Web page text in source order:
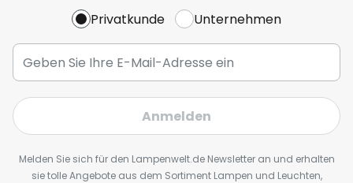
Privatkunde Unternehmen
Anmelden
Melden Sie sich für den Lampenwelt.de Newsletter an und erhalten
sie tolle Angebote aus dem Sortiment Lampen und Leuchten,